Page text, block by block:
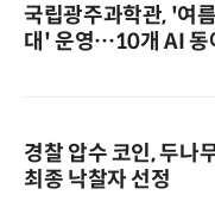
국립광주과학관, '여
대' 운
경찰 압수 코인, 두나
최종 낙찰자 선정